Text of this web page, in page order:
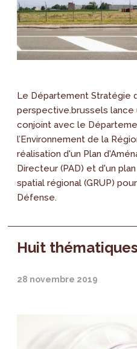
Le Département Stratégie
perspective.brussels lance
conjoint avec le
l’Environnement de la
réalisation d'un Plan
Directeur (PAD) et d'un
spatial régional (GRUP)
Défense.
Huit
28 novembre 2019